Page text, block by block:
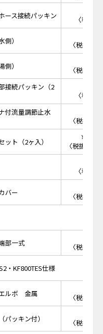
ース接続パッキン
〈税抜
側）
〈税抜価
側）
〈税抜価
接続パッキン（2
〈税抜
付流量調節止水
〈税抜価
ット（2ヶ入）
￥
〈税抜価格
〈税抜
バー
〈税抜価
部一式
〈税抜価
・KF800TES仕様
ルボ 金属
〈税抜価
パッキン付）
〈税抜価